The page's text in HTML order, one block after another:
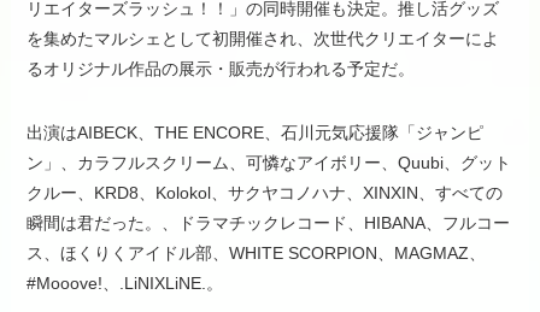
リエイターズラッシュ！！」の同時開催も決定。推し活グッズ
を集めたマルシェとして初開催され、次世代クリエイターによ
るオリジナル作品の展示・販売が行われる予定だ。
出演はAIBECK、THE ENCORE、石川元気応援隊「ジャンピ
ン」、カラフルスクリーム、可憐なアイボリー、Quubi、グット
クルー、KRD8、Kolokol、サクヤコノハナ、XINXIN、すべての
瞬間は君だった。、ドラマチックレコード、HIBANA、フルコー
ス、ほくりくアイドル部、WHITE SCORPION、MAGMAZ、
#Mooove!、.LiNIXLiNE.。